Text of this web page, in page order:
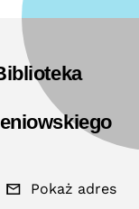
Pokaż adres